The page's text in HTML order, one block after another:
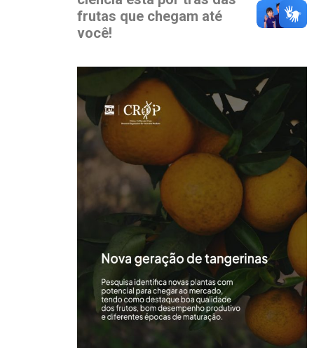
frutas que chegam até
você!